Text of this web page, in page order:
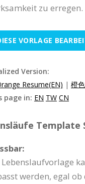
zu erregen.
VORLAGE
Version:
Resume(EN) | 橙
page in: EN TW CN
Template
Lebenslaufvorlage
werden, egal